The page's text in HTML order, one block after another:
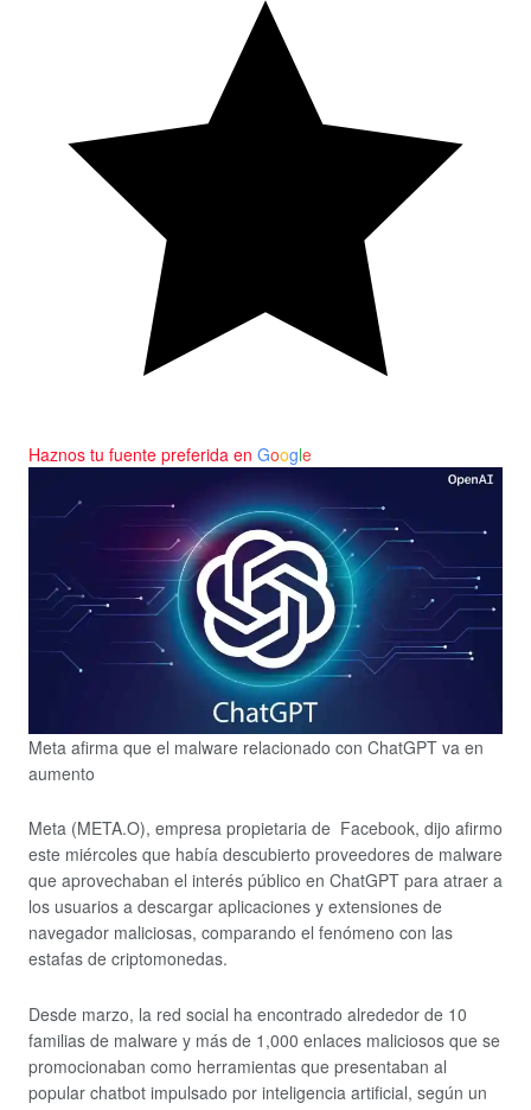
Haznos tu fuente preferida en Google
Meta afirma que el malware relacionado con ChatGPT va en
aumento
Meta (META.O), empresa propietaria de Facebook, dijo afirmo
este miércoles que había descubierto proveedores de malware
que aprovechaban el interés público en ChatGPT para atraer a
los usuarios a descargar aplicaciones y extensiones de
navegador maliciosas, comparando el fenómeno con las
estafas de criptomonedas.
Desde marzo, la red social ha encontrado alrededor de 10
familias de malware y más de 1,000 enlaces maliciosos que se
promocionaban como herramientas que presentaban al
popular chatbot impulsado por inteligencia artificial, según un